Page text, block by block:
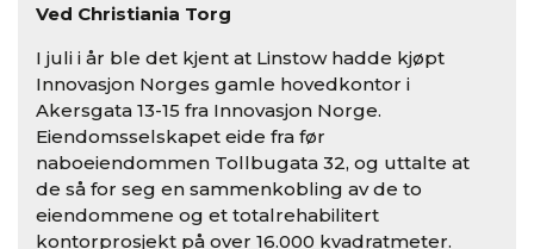
Ved Christiania Torg
I juli i år ble det kjent at Linstow hadde kjøpt
Innovasjon Norges gamle hovedkontor i
Akersgata 13-15 fra Innovasjon Norge.
Eiendomsselskapet eide fra før
naboeiendommen Tollbugata 32, og uttalte at
de så for seg en sammenkobling av de to
eiendommene og et totalrehabilitert
kontorprosjekt på over 16.000 kvadratmeter.